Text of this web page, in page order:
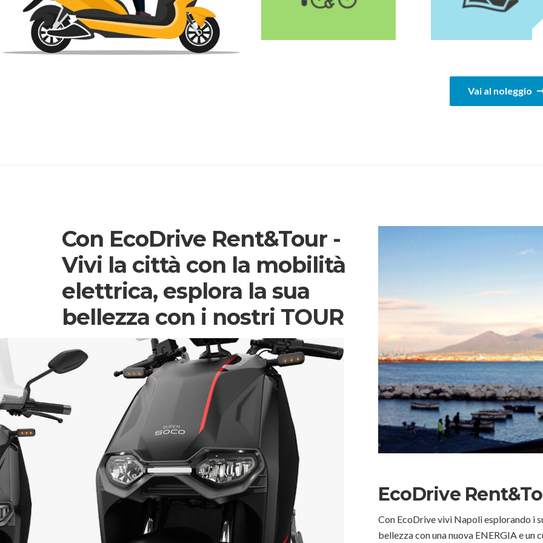
Vai al noleggio
Con EcoDrive Rent&Tour -
Vivi la città con la mobilità
elettrica, esplora la sua
bellezza con i nostri TOUR
EcoDrive
Con EcoDrive vivi Napoli esplorando i
bellezza con una nuova ENERGIA e un